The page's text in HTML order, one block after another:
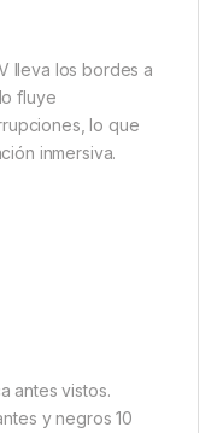
lleva los bordes a
fluye
lo que
inmersiva.
antes vistos.
y negros 10